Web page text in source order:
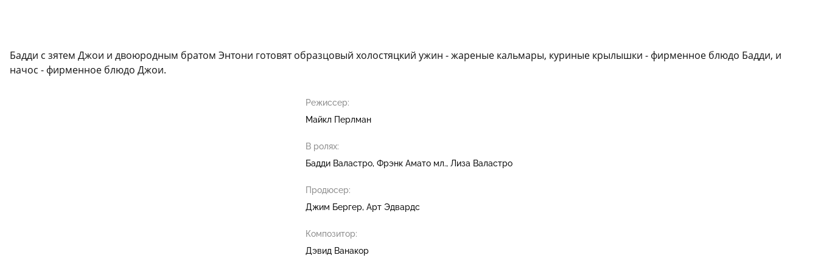
Бадди с зятем Джои и двоюродным братом Энтони готовят образцовый холостяцкий ужин - жареные кальмары, куриные крылышки - фирменное блюдо Бадди, и
начос - фирменное блюдо Джои.
Режиссер:
Майкл Перлман
В ролях:
Бадди Валастро Фрэнк Амато мл. Лиза Валастро
Продюсер:
Джим Бергер Арт Эдвардс
Композитор:
Дэвид Ванакор